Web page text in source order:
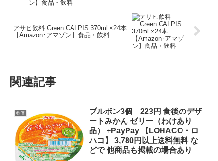
アサヒ飲料 Green CALPIS 370ml ×24本
【Amazon･アマゾン】食品・飲料
関連記事
特価
ブルボン3個 223円 食後のデザ
ートみかん ゼリー（わけあり
品） +PayPay 【LOHACO・ロ
ハコ】 3,780円以上送料無料 な
どで 他商品も掲載の場合あり